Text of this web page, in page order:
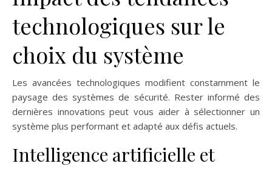
technologiques sur le
choix du système
Les avancées technologiques modifient constamment le
paysage des systèmes de sécurité. Rester informé des
dernières innovations peut vous aider à sélectionner un
système plus performant et adapté aux défis actuels.
Intelligence artificielle et